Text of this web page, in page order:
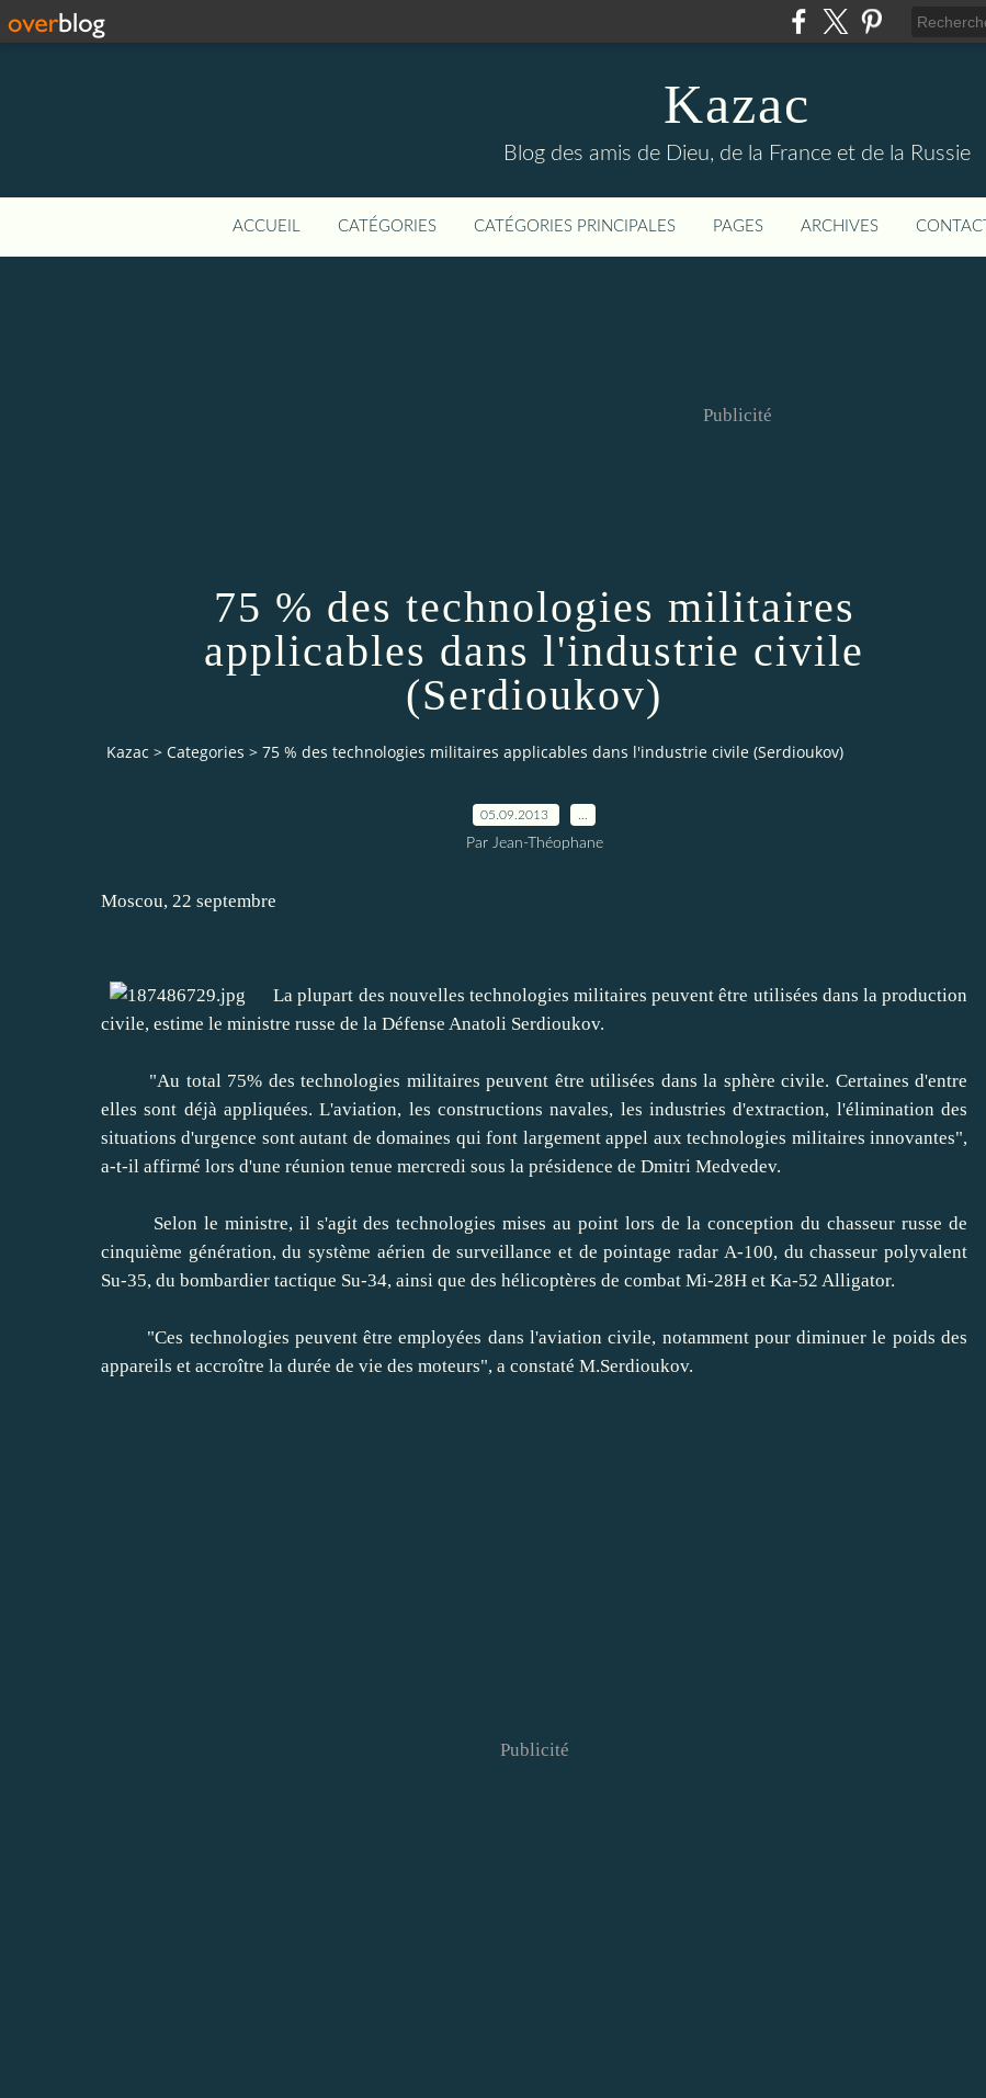
Kazac
Blog des amis de Dieu, de la France et de la Russie
ACCUEIL CATÉGORIES CATÉGORIES PRINCIPALES PAGES ARCHIVES CONTACT
Publicité
75 % des technologies militaires
applicables dans l'industrie civile
(Serdioukov)
Kazac > Categories > 75 % des technologies militaires applicables dans l'industrie civile (Serdioukov)
05.09.2013
Par Jean-Théophane
Moscou, 22 septembre
La plupart des nouvelles technologies militaires peuvent être utilisées dans la production
civile, estime le ministre russe de la Défense Anatoli Serdioukov.
"Au total 75% des technologies militaires peuvent être utilisées dans la sphère civile. Certaines d'entre
elles sont déjà appliquées. L'aviation, les constructions navales, les industries d'extraction, l'élimination des
situations d'urgence sont autant de domaines qui font largement appel aux technologies militaires innovantes",
a-t-il affirmé lors d'une réunion tenue mercredi sous la présidence de Dmitri Medvedev.
Selon le ministre, il s'agit des technologies mises au point lors de la conception duchasseur russe de
cinquième génération, du système aérien de surveillance et de pointage radar A-100, du chasseur polyvalent
Su-35, du bombardier tactique Su-34, ainsi que des hélicoptères de combat Mi-28H et Ka-52 Alligator.
"Ces technologies peuvent être employées dans l'aviation civile, notamment pour diminuer le poids des
appareils et accroître la durée de vie des moteurs", a constaté M.Serdioukov.
Publicité